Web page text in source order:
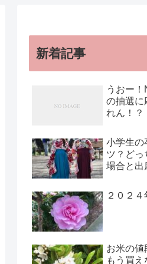
新着記事
うおー
の抽選に
れん！？
小学生の
ツ？どっ
場合と出
２０２
お米の値
もう買え